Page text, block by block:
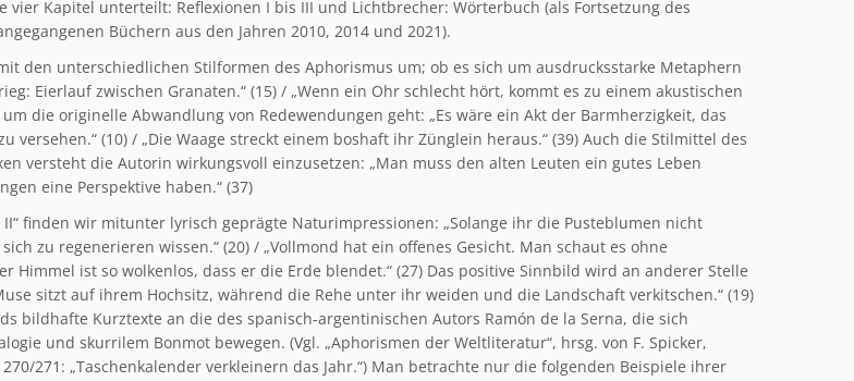
vier Kapitel unterteilt: Reflexionen I bis III und Lichtbrecher: Wörterbuch (als Fortsetzung des
Büchern aus den Jahren 2010, 2014 und 2021).
den unterschiedlichen Stilformen des Aphorismus um; ob es sich um ausdrucksstarke Metaphern
Eierlauf zwischen Granaten.“ (15) / „Wenn ein Ohr schlecht hört, kommt es zu einem akustischen
um die originelle Abwandlung von Redewendungen geht: „Es wäre ein Akt der Barmherzigkeit, das
versehen.“ (10) / „Die Waage streckt einem boshaft ihr Zünglein heraus.“ (39) Auch die Stilmittel des
versteht die Autorin wirkungsvoll einzusetzen: „Man muss den alten Leuten ein gutes Leben
eine Perspektive haben.“ (37)
II“ finden wir mitunter lyrisch geprägte Naturimpressionen: „Solange ihr die Pusteblumen nicht
zu regenerieren wissen.“ (20) / „Vollmond hat ein offenes Gesicht. Man schaut es ohne
Himmel ist so wolkenlos, dass er die Erde blendet.“ (27) Das positive Sinnbild wird an anderer Stelle
sitzt auf ihrem Hochsitz, während die Rehe unter ihr weiden und die Landschaft verkitschen.“ (19)
bildhafte Kurztexte an die des spanisch-argentinischen Autors Ramón de la Serna, die sich
und skurrilem Bonmot bewegen. (Vgl. „Aphorismen der Weltliteratur“, hrsg. von F. Spicker,
271: „Taschenkalender verkleinern das Jahr.“) Man betrachte nur die folgenden Beispiele ihrer